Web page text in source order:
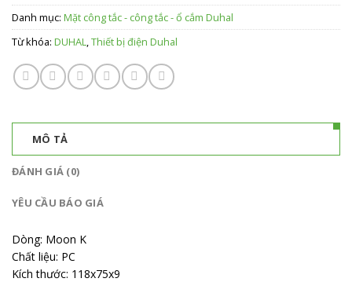
Danh mục: Mặt công tắc - công tắc - ổ cắm Duhal
Từ khóa: DUHAL,Thiết bị điện Duhal
MÔ TẢ
ĐÁNH GIÁ (0)
YÊU CẦU BÁO GIÁ
Dòng: Moon K
Chất liệu: PC
Kích thước: 118x75x9